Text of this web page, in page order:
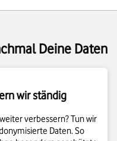
Deine Daten
wir ständig
verbessern? Tun wir
Daten. So